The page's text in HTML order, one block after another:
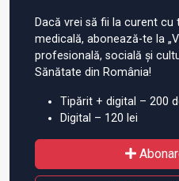
Dacă vrei să fii la curent
medicală, abonează-te la
profesională, socială și
Sănătate din România!
Tipărit + digital – 200
Digital – 120 lei